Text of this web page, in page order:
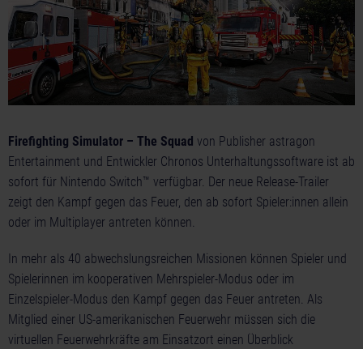
Firefighting Simulator – The Squad von Publisher astragon
Entertainment und Entwickler Chronos Unterhaltungssoftware ist ab
sofort für Nintendo Switch™ verfügbar. Der neue Release-Trailer
zeigt den Kampf gegen das Feuer, den ab sofort Spieler:innen allein
oder im Multiplayer antreten können.
In mehr als 40 abwechslungsreichen Missionen können Spieler und
Spielerinnen im kooperativen Mehrspieler-Modus oder im
Einzelspieler-Modus den Kampf gegen das Feuer antreten. Als
Mitglied einer US-amerikanischen Feuerwehr müssen sich die
virtuellen Feuerwehrkräfte am Einsatzort einen Überblick